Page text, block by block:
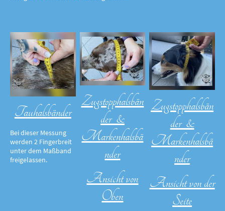
Tauhalsbänder
Bei dieser Messung
werden 2 Fingerbreit
unter dem Maßband
freigelassen.
Zugstopphalsbän
der &
Markenhalsbä
nder
Ansicht von
Oben
Zugstopphalsbän
der &
Markenhalsbä
nder
Ansicht von der
Seite